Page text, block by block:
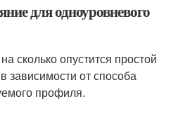
для одноуровневого
сколько опустится простой
зависимости от способа
профиля.